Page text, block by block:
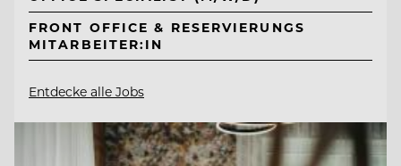
FRONT OFFICE & RESERVIERUNGS
MITARBEITER:IN
Entdecke alle Jobs